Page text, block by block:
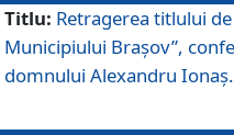
Titlu: Retragerea titlului
Municipiului Brașov”,
domnului Alexandru Ionaș.